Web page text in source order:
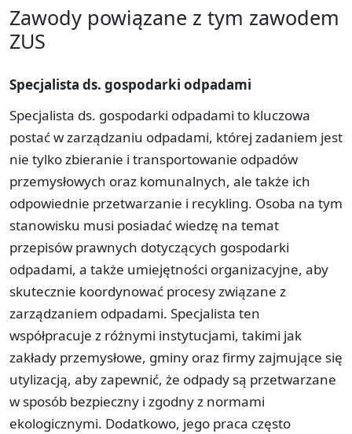
Zawody powiązane z tym zawodem
ZUS
Specjalista ds. gospodarki odpadami
Specjalista ds. gospodarki odpadami to kluczowa
postać w zarządzaniu odpadami, której zadaniem jest
nie tylko zbieranie i transportowanie odpadów
przemysłowych oraz komunalnych, ale także ich
odpowiednie przetwarzanie i recykling. Osoba na tym
stanowisku musi posiadać wiedzę na temat
przepisów prawnych dotyczących gospodarki
odpadami, a także umiejętności organizacyjne, aby
skutecznie koordynować procesy związane z
zarządzaniem odpadami. Specjalista ten
współpracuje z różnymi instytucjami, takimi jak
zakłady przemysłowe, gminy oraz firmy zajmujące się
utylizacją, aby zapewnić, że odpady są przetwarzane
w sposób bezpieczny i zgodny z normami
ekologicznymi. Dodatkowo, jego praca często